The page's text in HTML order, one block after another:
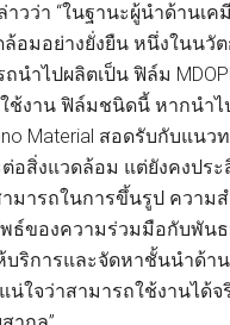
าวว่า “ในฐานะผู้นำด้าน
อมอย่างยั่งยืน หนึ่งในน
ำไปผลิตเป็น ฟิล์ม
ช้งาน ฟิล์มชนิดนี้ หากนำ
Material สอดรับกับแน
อสิ่งแวดล้อม แต่ยังคงปร
ารถในการขึ้นรูป ความส
ธ์ของความร่วมมือกับพัน
บริการและจัดหาชั้นนำด้
ใจว่าสามารถใช้งานได้